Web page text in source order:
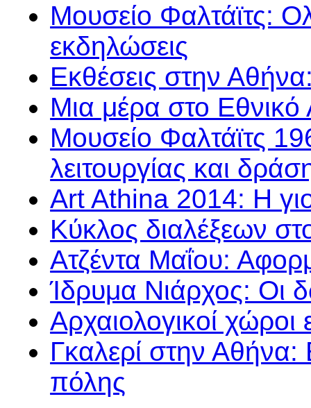
Μουσείο Φαλτάϊτς:
εκδηλώσεις
Εκθέσεις στην
Μια μέρα στο Εθνικό
Μουσείο Φαλτάϊτς
λειτουργίας και
Art Athina 2014: Η
Κύκλος διαλέξεων
Ατζέντα Μαΐου:
Ίδρυμα Νιάρχος: Οι
Αρχαιολογικοί χώροι
Γκαλερί στην Αθήνα:
πόλης